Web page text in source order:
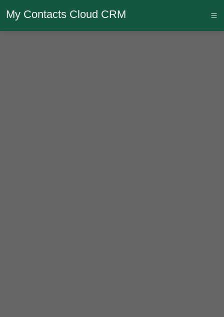
My Contacts Cloud CRM